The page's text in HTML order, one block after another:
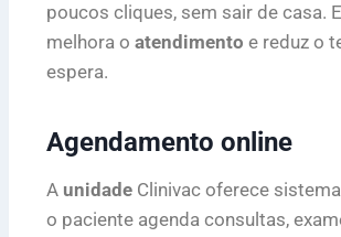
poucos cliques, sem sair de casa.
melhora o atendimento e reduz o
espera.
Agendamento online
A unidade Clinivac oferece
o paciente agenda consultas,